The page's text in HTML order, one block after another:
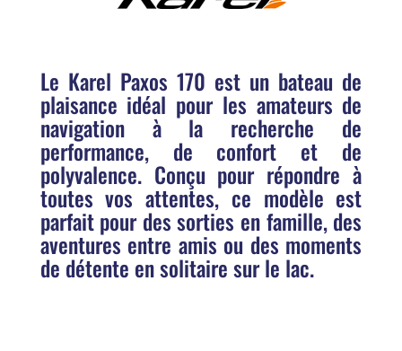
Le Karel Paxos 170 est un bateau de
plaisance idéal pour les amateurs de
navigation à la recherche de
performance, de confort et de
polyvalence. Conçu pour répondre à
toutes vos attentes, ce modèle est
parfait pour des sorties en famille, des
aventures entre amis ou des moments
de détente en solitaire sur le lac.